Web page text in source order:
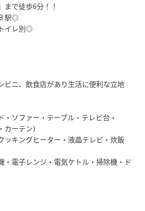
で徒歩6分！！
駅◎
イレ別◎
ニ、飲食店があり生活に便利な立地
・ソファー・テーブル・テレビ台・
テン）
ッキングヒーター・液晶テレビ・炊飯
子レンジ・電気ケトル・掃除機・ド